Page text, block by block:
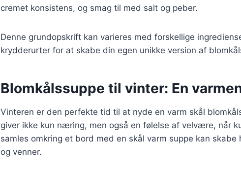
cremet konsistens, og smag til med salt og peber.
Denne grundopskrift kan varieres med forskellige
krydderurter for at skabe din egen unikke version af
Blomkålssuppe til vinter: En
Vinteren er den perfekte tid til at nyde en varm skål
giver ikke kun næring, men også en følelse af velvære, når
samles omkring et bord med en skål varm suppe kan
og venner.